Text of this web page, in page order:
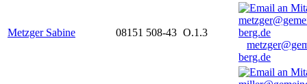
Metzger Sabine 08151 508-43 O.1.3
berg.de